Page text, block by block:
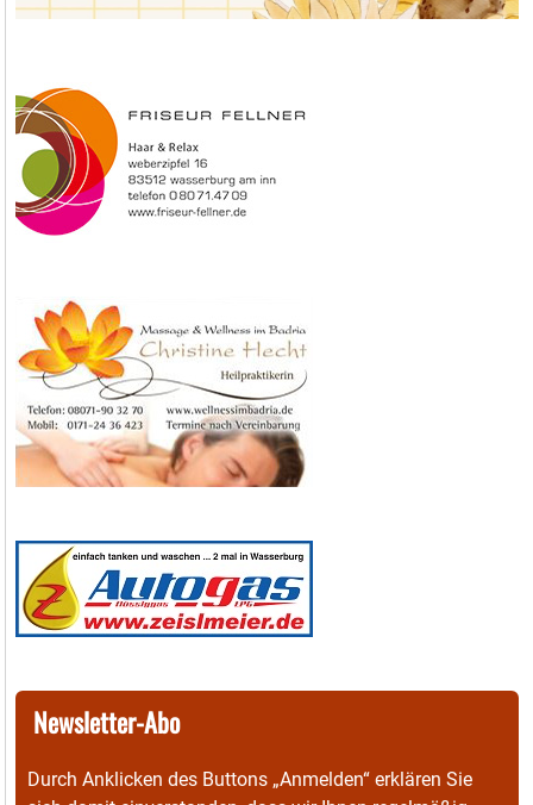
Newsletter-Abo
Durch Anklicken des Buttons „Anmelden“ erklären Sie